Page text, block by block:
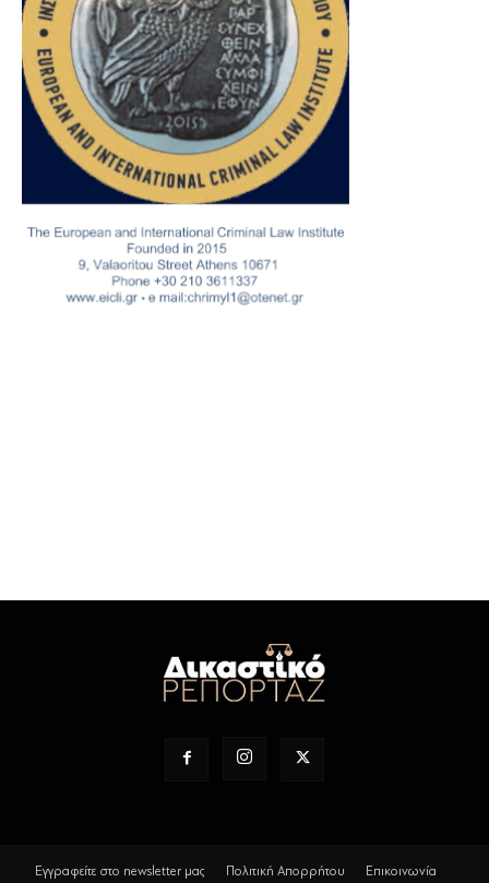
Εγγραφείτε στο newsletter μας Πολιτική Απορρήτου Επικοινωνία